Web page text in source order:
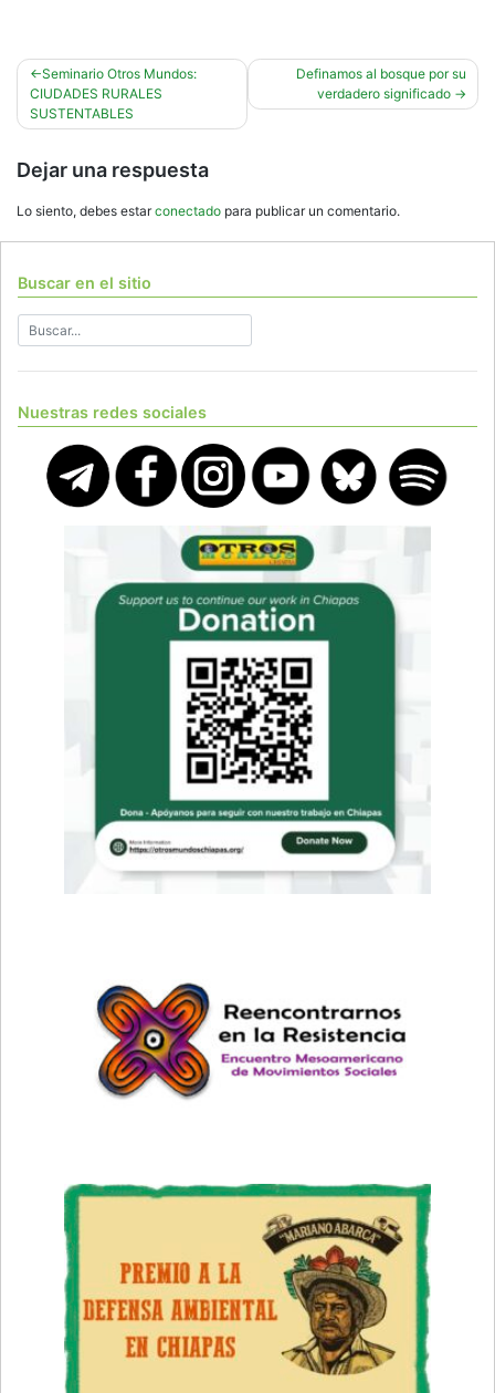
Navegación
de
entradas
Seminario Otros Mundos:
CIUDADES RURALES
SUSTENTABLES
Definamos al bosque por su
verdadero significado
Dejar una respuesta
Lo siento, debes estarconectado para publicar un comentario.
Buscar en el sitio
Nuestras redes sociales